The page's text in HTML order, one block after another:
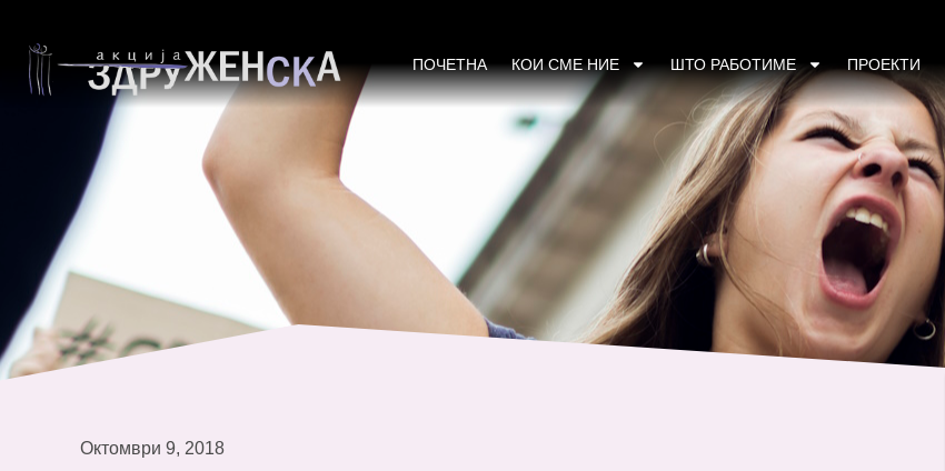
ПОЧЕТНА КОИ СМЕ НИЕ ШТО РАБОТИМЕ ПРОЕКТИ
Октомври 9, 2018